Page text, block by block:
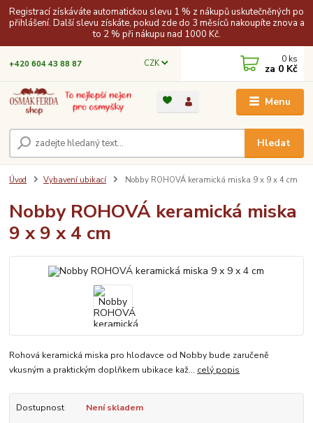
Registrací získáváte automatickou slevu 1 % z nákupů uskutečněných po
přihlášení. Další slevu získáte, pokud zde do 3 měsíců nakoupíte znova a
to 2 % při nákupu nad 1000 Kč.
Menu
CZK
Hledat
+420 604 43 88 87 0 ks
za 0 Kč
Úvod Vybavení ubikací Nobby ROHOVÁ keramická miska 9 x 9 x 4 cm
Nobby ROHOVÁ keramická miska
9 x 9 x 4 cm
Rohová keramická miska pro hlodavce od Nobby bude zaručeně
vkusným a praktickým doplňkem ubikace kaž... celý popis
Dostupnost Není skladem